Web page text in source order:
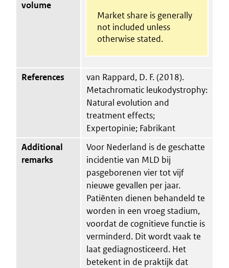
volume
Market share is generally
not included unless
otherwise stated.
References
van Rappard, D. F. (2018).
Metachromatic leukodystrophy:
Natural evolution and
treatment effects;
Expertopinie; Fabrikant
Additional
remarks
Voor Nederland is de geschatte
incidentie van MLD bij
pasgeborenen vier tot vijf
nieuwe gevallen per jaar.
Patiënten dienen behandeld te
worden in een vroeg stadium,
voordat de cognitieve functie is
verminderd. Dit wordt vaak te
laat gediagnosticeerd. Het
betekent in de praktijk dat